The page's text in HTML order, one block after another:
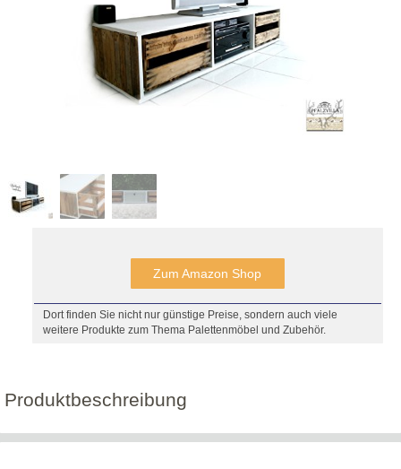
Zum Amazon Shop
Dort finden Sie nicht nur günstige Preise, sondern auch viele
weitere Produkte zum Thema Palettenmöbel und Zubehör.
Produktbeschreibung